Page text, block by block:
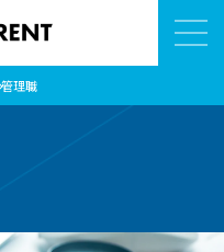
管理職